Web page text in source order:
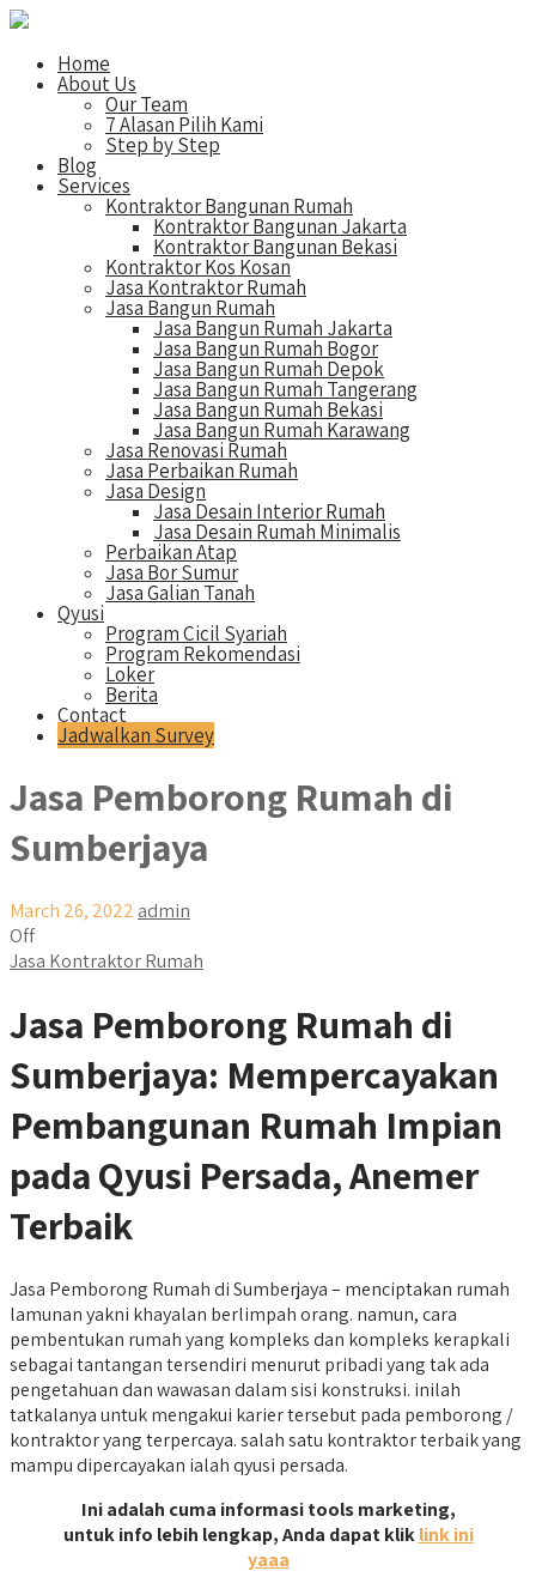
Home
About Us
Our Team
7 Alasan Pilih Kami
Step by Step
Blog
Services
Kontraktor Bangunan Rumah
Kontraktor Bangunan Jakarta
Kontraktor Bangunan Bekasi
Kontraktor Kos Kosan
Jasa Kontraktor Rumah
Jasa Bangun Rumah
Jasa Bangun Rumah Jakarta
Jasa Bangun Rumah Bogor
Jasa Bangun Rumah Depok
Jasa Bangun Rumah Tangerang
Jasa Bangun Rumah Bekasi
Jasa Bangun Rumah Karawang
Jasa Renovasi Rumah
Jasa Perbaikan Rumah
Jasa Design
Jasa Desain Interior Rumah
Jasa Desain Rumah Minimalis
Perbaikan Atap
Jasa Bor Sumur
Jasa Galian Tanah
Qyusi
Program Cicil Syariah
Program Rekomendasi
Loker
Berita
Contact
Jadwalkan Survey
Jasa Pemborong Rumah di
Sumberjaya
March 26, 2022 admin
Off
Jasa Kontraktor Rumah
Jasa Pemborong Rumah di
Sumberjaya: Mempercayakan
Pembangunan Rumah Impian
pada Qyusi Persada, Anemer
Terbaik
Jasa Pemborong Rumah di Sumberjaya – menciptakan rumah
lamunan yakni khayalan berlimpah orang. namun, cara
pembentukan rumah yang kompleks dan kompleks kerapkali
sebagai tantangan tersendiri menurut pribadi yang tak ada
pengetahuan dan wawasan dalam sisi konstruksi. inilah
tatkalanya untuk mengakui karier tersebut pada pemborong /
kontraktor yang terpercaya. salah satu kontraktor terbaik yang
mampu dipercayakan ialah qyusi persada.
Ini adalah cuma informasi tools marketing,
untuk info lebih lengkap, Anda dapat kliklink ini
yaaa